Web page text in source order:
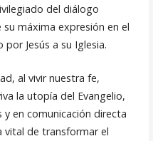
del diálogo
máxima expresión en el
Jesús a su Iglesia.
al vivir nuestra fe,
la utopía del Evangelio,
en comunicación directa
vital de transformar el